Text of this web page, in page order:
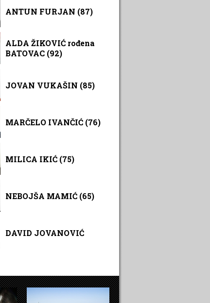
ANTUN FURJAN (87)
ALDA ŽIKOVIĆ rođena
BATOVAC (92)
JOVAN VUKAŠIN (85)
MARČELO IVANČIĆ (76)
MILICA IKIĆ (75)
NEBOJŠA MAMIĆ (65)
DAVID JOVANOVIĆ